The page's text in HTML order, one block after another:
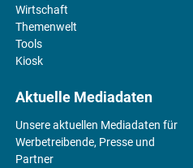
Wirtschaft
Themenwelt
Tools
Kiosk
Aktuelle Mediadaten
Unsere aktuellen Mediadaten für
Werbetreibende, Presse und
Partner